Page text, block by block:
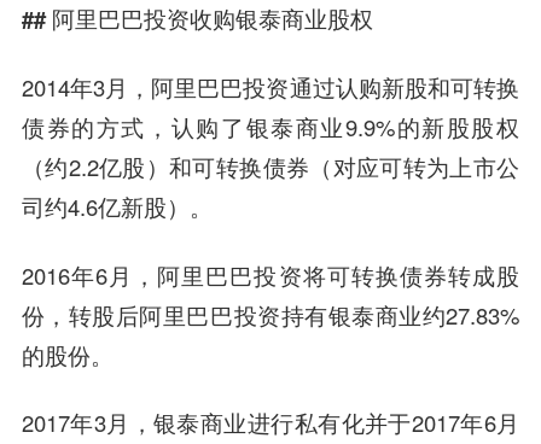
## 阿里巴巴投资收购银泰商业股权
2014年3月，阿里巴巴投资通过认购新股和可转换
债券的方式，认购了银泰商业9.9%的新股股权
（约2.2亿股）和可转换债券（对应可转为上市公
司约4.6亿新股）。
2016年6月，阿里巴巴投资将可转换债券转成股
份，转股后阿里巴巴投资持有银泰商业约27.83%
的股份。
2017年3月，银泰商业进行私有化并于2017年6月